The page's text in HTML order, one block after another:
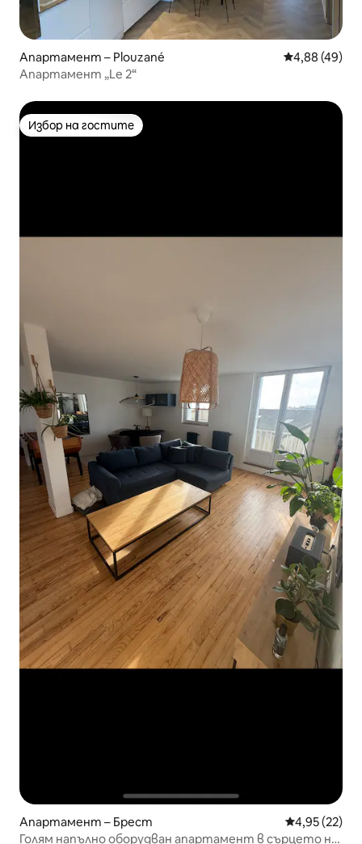
Апартамент – Plouzané Средна
4,88 (49)
Апартамент „Le 2“
Избор на гостите
Избор на гостите
Апартамент – Брест Средна
4,95 (22)
Голям напълно оборудван апартамент в сърцето на